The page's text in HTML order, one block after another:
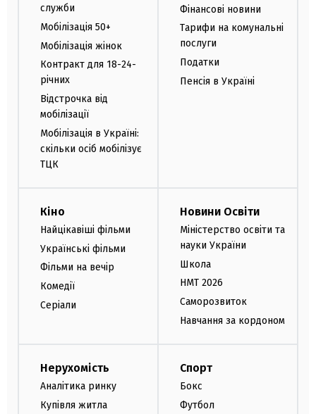
служби
Мобілізація 50+
Мобілізація жінок
Контракт для 18-24-
річних
Відстрочка від
мобілізації
Мобілізація в Україні:
скільки осіб мобілізує
ТЦК
Фінансові новини
Тарифи на комунальні
послуги
Податки
Пенсія в Україні
Кіно
Найцікавіші фільми
Українські фільми
Фільми на вечір
Комедії
Серіали
Новини Освіти
Міністерство освіти та
науки України
Школа
НМТ 2026
Саморозвиток
Навчання за кордоном
Нерухомість
Аналітика ринку
Купівля житла
Спорт
Бокс
Футбол